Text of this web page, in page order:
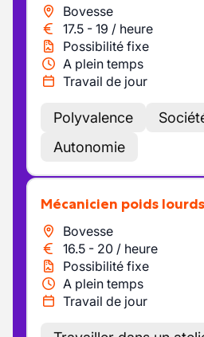
Bovesse
17.5 - 19 / heure
Possibilité fixe
A plein temps
Travail de jour
Polyvalence
Autonomie
Mécanicien poids lourds
Bovesse
16.5 - 20 / heure
Possibilité fixe
A plein temps
Travail de jour